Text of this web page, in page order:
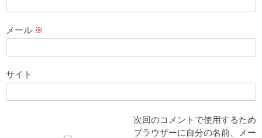
メール ※
サイト
次回のコメントで使用するため
ブラウザーに自分の名前、メー